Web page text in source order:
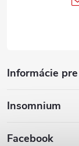
Informácie
Insomnium
Facebook